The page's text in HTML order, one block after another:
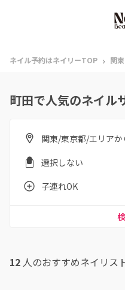
ネイル予約はネイリーTOP › 関東
町田で人気のネイル
関東/東京都/エリア
選択しない
子連れOK
12 人のおすすめネイリス